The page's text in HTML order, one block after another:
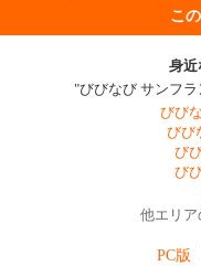
こ
身近
"びびなび サンフ
びび
びび
び
び
他エリア
PC版